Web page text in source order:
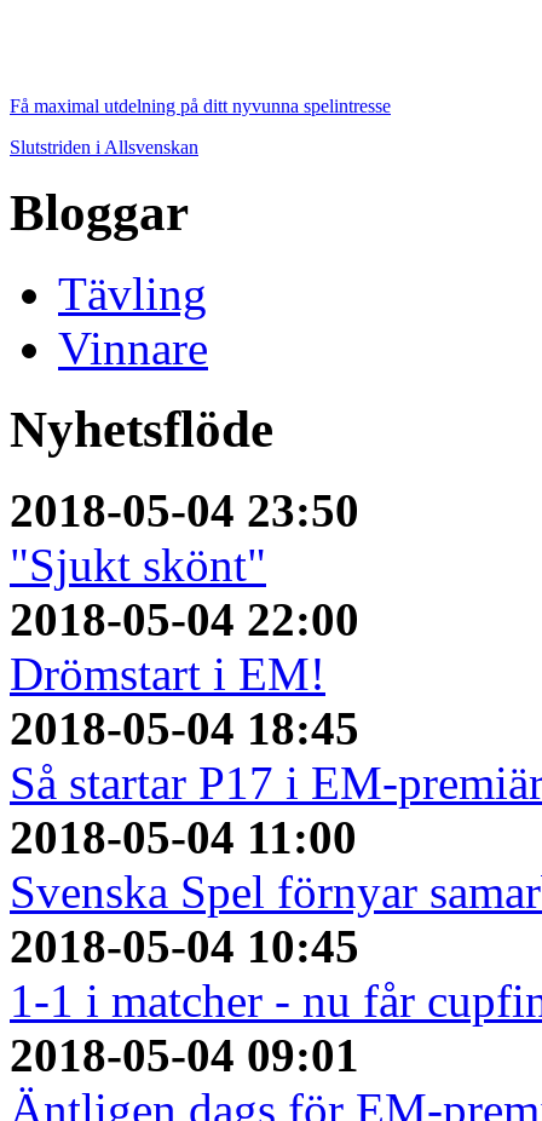
Få maximal utdelning på ditt nyvunna spelintresse
Slutstriden i Allsvenskan
Bloggar
Tävling
Vinnare
Nyhetsflöde
2018-05-04 23:50
"Sjukt skönt"
2018-05-04 22:00
Drömstart i EM!
2018-05-04 18:45
Så startar P17 i EM-
2018-05-04 11:00
Svenska Spel förnyar
2018-05-04 10:45
1-1 i matcher - nu får
2018-05-04 09:01
Äntligen dags för EM-